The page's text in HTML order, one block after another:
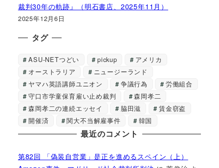
裁判30年の軌跡』（明石書店、2025年11月）
2025年12月6日
タグ
ASU-NETつどい pickup
アメリカ
オーストラリア
ニュージーランド
ヤマハ英語講師ユニオン
争議行為
労働組合
守口市学童保育雇い止め裁判
森岡孝二
森岡孝二の連続エッセイ
脇田滋
賃金窃盗
開催済
関大不当解雇事件 韓国
最近のコメント
第82回 「偽装自営業」是正を進めるスペイン（上）